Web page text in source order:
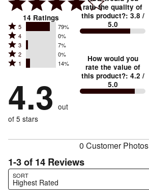
14 Ratings
Rated
5
stars
by
reviewers
5 79%
Rated
4
stars
by
of
reviewers
4 0%
Rated
3
stars
7%
of
reviewers
3 7%
Rated
2
by
0%
reviewers
2 0%
Rated
stars
by
14%
of
1 14%
4.3 out
of 5 stars
rate the quality of
this product?: 3.8 /
5.0
How would you
rate the value of
this product?: 4.2 /
5.0
0 Customer Photos
1-3 of 14 Reviews
SORT
Highest Rated
Search reviews…